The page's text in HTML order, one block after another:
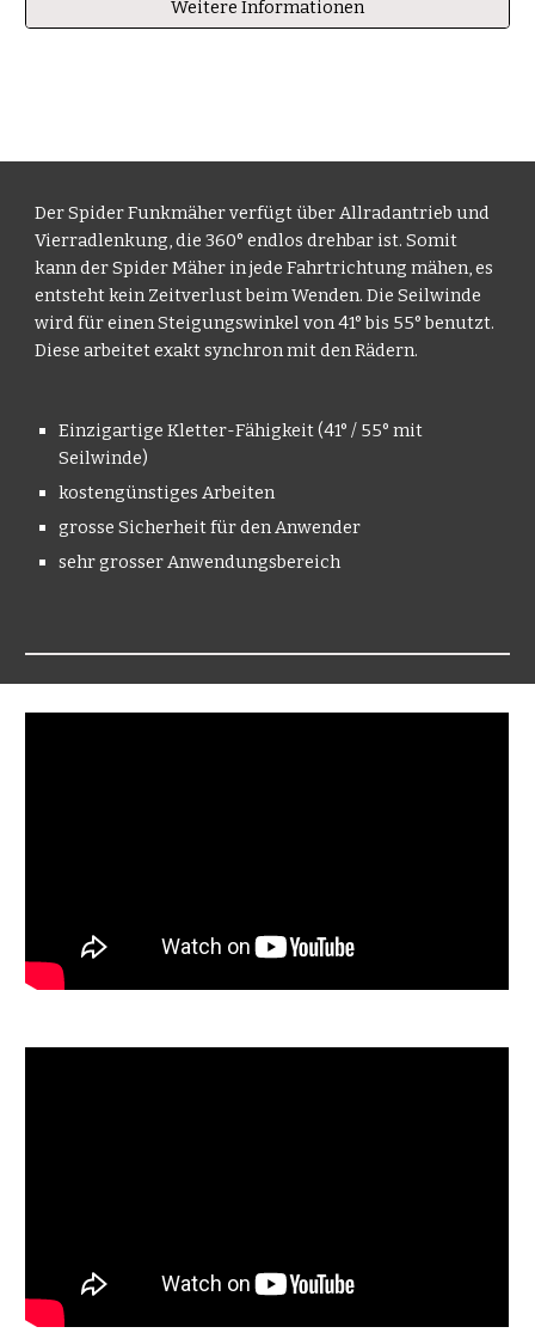
Weitere Informationen
Der Spider Funkmäher verfügt über Allradantrieb und
Vierradlenkung, die 360° endlos drehbar ist. Somit
kann der Spider Mäher in jede Fahrtrichtung mähen, es
entsteht kein Zeitverlust beim Wenden. Die Seilwinde
wird für einen Steigungswinkel von 41° bis 55° benutzt.
Diese arbeitet exakt synchron mit den Rädern.
Einzigartige Kletter-Fähigkeit (41° / 55° mit
Seilwinde)
kostengünstiges Arbeiten
grosse Sicherheit für den Anwender
sehr grosser Anwendungsbereich